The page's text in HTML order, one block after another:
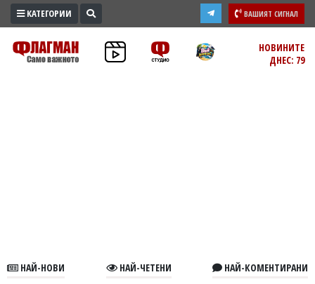
ПРОМО
ЗОНА
КАТЕГОРИИ ВАШИЯТ СИГНАЛ
НОВИНИТЕ
ДНЕС: 79
НАЙ-НОВИ НАЙ-ЧЕТЕНИ НАЙ-КОМЕНТИРАНИ